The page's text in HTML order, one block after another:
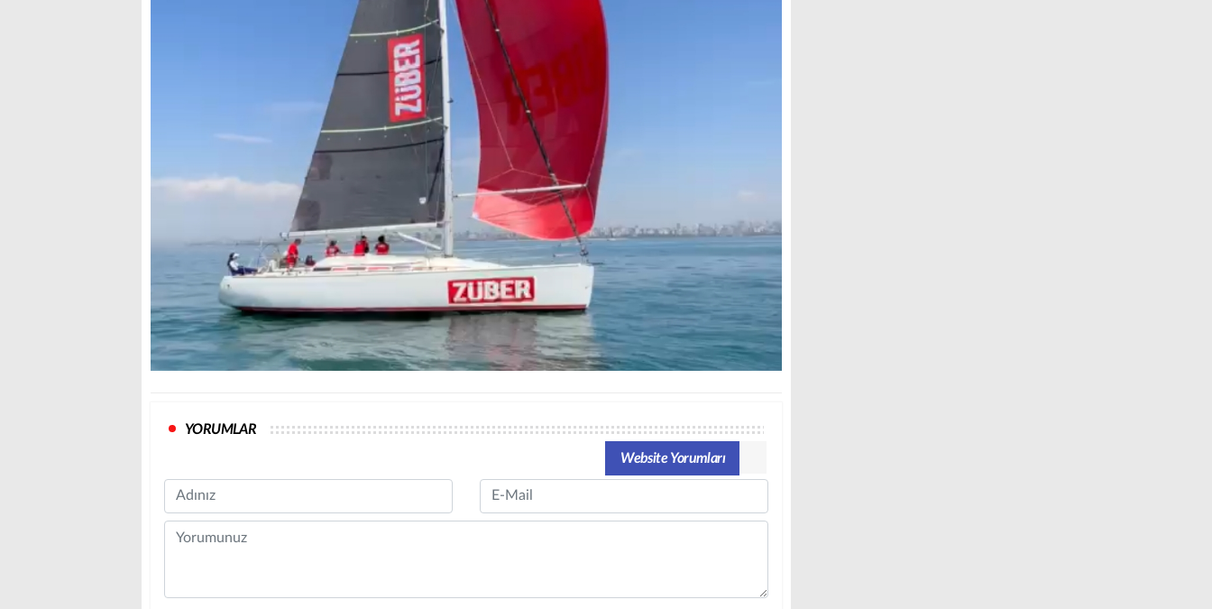
YORUMLAR
Website Yorumları
Name Email
Comment